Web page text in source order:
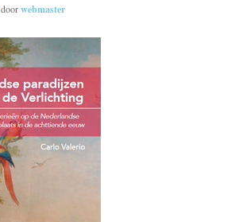
doorwebmaster